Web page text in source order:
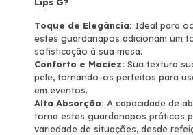
Toque de Elegância: Ideal para
estes guardanapos adicionam um
sofisticação à sua mesa.
Conforto e Maciez: Sua textura
pele, tornando-os perfeitos para
em eventos.
Alta Absorção: A capacidade de
torna estes guardanapos práticos
variedade de situações, desde